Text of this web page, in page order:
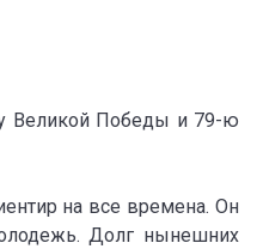
Великой Победы и 79-ю
на все времена. Он
Долг нынешних